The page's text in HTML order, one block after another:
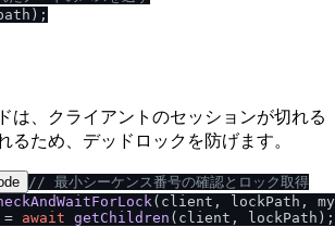
は、クライアントのセッションが切れる
るため、デッドロックを防げます。
/ / 最小シーケンス番号の確認とロック取得
( client, lockPath,
await getChildren (client, lockPath);